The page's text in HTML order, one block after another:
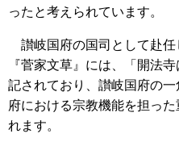
ったと考えられています。
讃岐国府の国司として赴任
『菅家文草』には、「開法
記されており、讃岐国府の
府における宗教機能を担っ
れます。